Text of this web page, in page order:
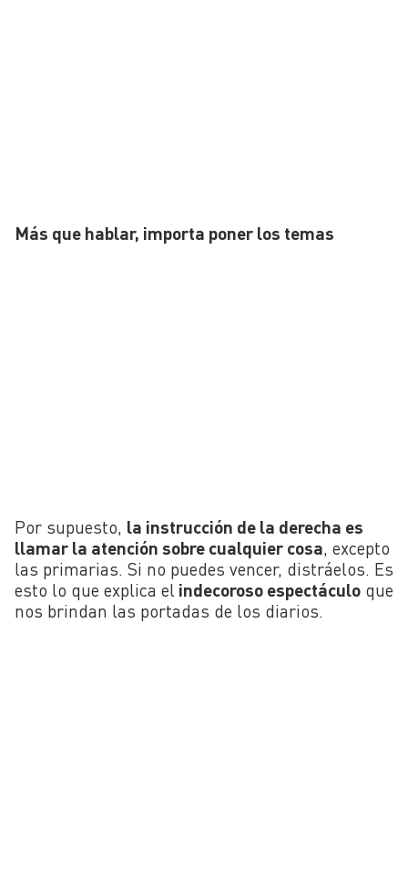
Más que hablar, importa poner los temas
Por supuesto, la instrucción de la derecha es
llamar la atención sobre cualquier cosa, excepto
las primarias. Si no puedes vencer, distráelos. Es
esto lo que explica el indecoroso espectáculo que
nos brindan las portadas de los diarios.